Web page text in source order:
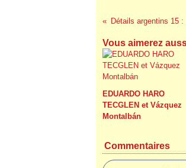
Détails argentins 15
Vous aimerez
EDUARDO HARO
TECGLEN et Vázquez
Montalbán
Commentaires